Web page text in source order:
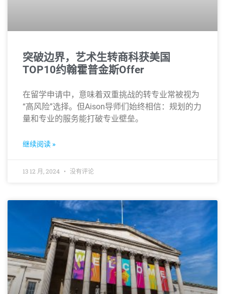
突破边界，艺术生转商科获美国
TOP10约翰霍普金斯Offer
在留学申请中，意味着双重挑战的转专业常被视为
“高风险”选择。但Aison导师们始终相信：规划的力
量和专业的服务能打破专业壁垒。
继续阅读 »
13 12 月, 2024 没有评论